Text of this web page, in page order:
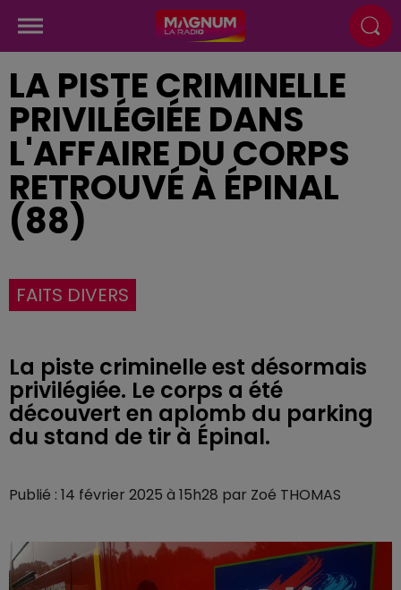
LA PISTE CRIMINELLE
PRIVILÉGIÉE DANS
L'AFFAIRE DU CORPS
RETROUVÉ À ÉPINAL
(88)
FAITS DIVERS
La piste criminelle est désormais
privilégiée. Le corps a été
découvert en aplomb du parking
du stand de tir à Épinal.
Publié : 14 février 2025 à 15h28 par Zoé THOMAS